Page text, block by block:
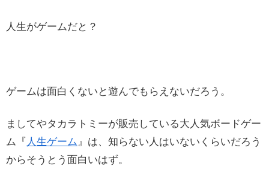
人生がゲームだと？
ゲームは面白くないと遊んでもらえないだろう。
ましてやタカラトミーが販売している大人気ボードゲー
ム『 人生ゲーム 』は、知らない人はいないくらいだろう
からそうとう面白いはず。